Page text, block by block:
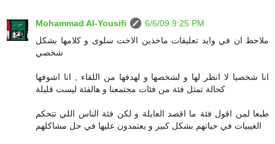
Mohammad Al-Yousifi
6/6/09 9:25 PM
ملاحظ ان في وايد تعليقات ماخذين الاخت سلوى و كلامها بشكل
شخصي
انا شخصيا لا انظر لها و لشخصها و لهدفها من اللقاء , انا اشوفها
كحالة تمثل فئة من فئات مجتمعنا و هالفئة ليست قليلة
طبعا لمن اقول فئة ما اقصد العايلة و لكن فئة الناس اللي تتحكم
الغيبيات في حياتهم بشكل كبير و يعتمدون عليها في حل مشاكلهم